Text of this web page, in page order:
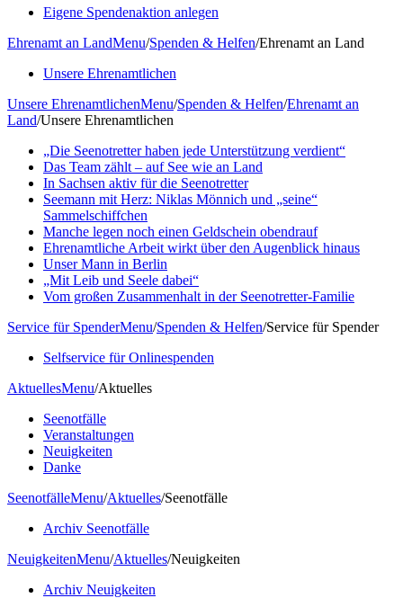
Eigene Spendenaktion anlegen
Ehrenamt an LandMenu/Spenden & Helfen/Ehrenamt an Land
Unsere Ehrenamtlichen
Unsere EhrenamtlichenMenu/Spenden & Helfen/Ehrenamt an
Land/Unsere Ehrenamtlichen
„Die Seenotretter haben jede Unterstützung verdient“
Das Team zählt – auf See wie an Land
In Sachsen aktiv für die Seenotretter
Seemann mit Herz: Niklas Mönnich und „seine“
Sammelschiffchen
Manche legen noch einen Geldschein obendrauf
Ehrenamtliche Arbeit wirkt über den Augenblick hinaus
Unser Mann in Berlin
„Mit Leib und Seele dabei“
Vom großen Zusammenhalt in der Seenotretter-Familie
Service für SpenderMenu/Spenden & Helfen/Service für Spender
Selfservice für Onlinespenden
AktuellesMenu/Aktuelles
Seenotfälle
Veranstaltungen
Neuigkeiten
Danke
SeenotfälleMenu/Aktuelles/Seenotfälle
Archiv Seenotfälle
NeuigkeitenMenu/Aktuelles/Neuigkeiten
Archiv Neuigkeiten